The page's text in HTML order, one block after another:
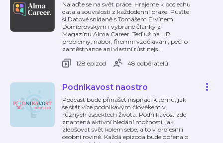
Nalaďte se na svět práce. Hrajeme k poslechu
data a souvislosti z každodenní praxe. Pusťte
si Datové snídaně s Tomášem Ervínem
Dombrovským i vybrané články z
Magazínu Alma Career. Teď už na HR
problémy, nábor, firemní vzdělávání, péči o
zaměstnance ani vlastní růst nejs…
128 epizod
48 odběratelů
Podnikavost naostro
Podcast bude přinášet inspiraci k tomu, jak
se stát více podnikavým člověkem v
různých aspektech života. Podnikavost zde
znamená aktivní hledání možností, jak
zlepšovat svět kolem sebe, a to v profesní i
osobní rovině. Každá epizoda bude opřena o